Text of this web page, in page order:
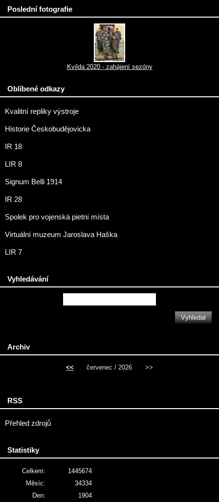
Poslední fotografie
Kvilda 2020 - zahájení sezóny
Oblíbené odkazy
Kvalitní repliky výstroje
Historie Českobudějovicka
IR 18
LIR 8
Signum Belli 1914
IR 28
Spolek pro vojenská pietní místa
Virtuální muzeum Jaroslava Haška
LIR 7
Vyhledávání
Archiv
<< červenec / 2026 >>
RSS
Přehled zdrojů
Statistiky
Celkem:
1445674
Měsíc:
34334
Den:
1904